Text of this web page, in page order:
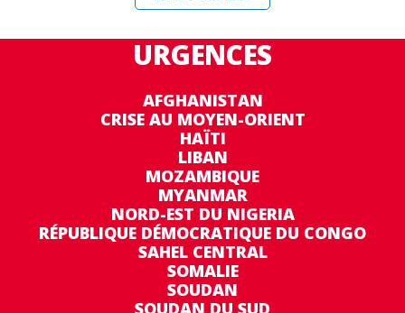
URGENCES
AFGHANISTAN
CRISE AU MOYEN-ORIENT
HAÏTI
LIBAN
MOZAMBIQUE
MYANMAR
NORD-EST DU NIGERIA
RÉPUBLIQUE DÉMOCRATIQUE DU CONGO
SAHEL CENTRAL
SOMALIE
SOUDAN
SOUDAN DU SUD